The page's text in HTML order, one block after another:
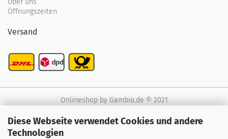
Diese Webseite verwendet Cookies und andere
Technologien
Über uns
Öffnungszeiten
Versand
Onlineshopby Gambio.de © 2021